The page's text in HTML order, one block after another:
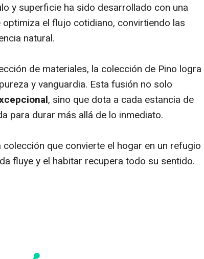
y superficie ha sido desarrollado con una
optimiza el flujo cotidiano, convirtiendo las
natural.
de materiales, la colección de Pino logra
y vanguardia. Esta fusión no solo
, sino que dota a cada estancia de
para durar más allá de lo inmediato.
que convierte el hogar en un refugio
fluye y el habitar recupera todo su sentido.